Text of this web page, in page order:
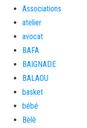
Associations
atelier
avocat
BAFA
BAIGNADE
BALAOU
basket
bébé
Bèlè